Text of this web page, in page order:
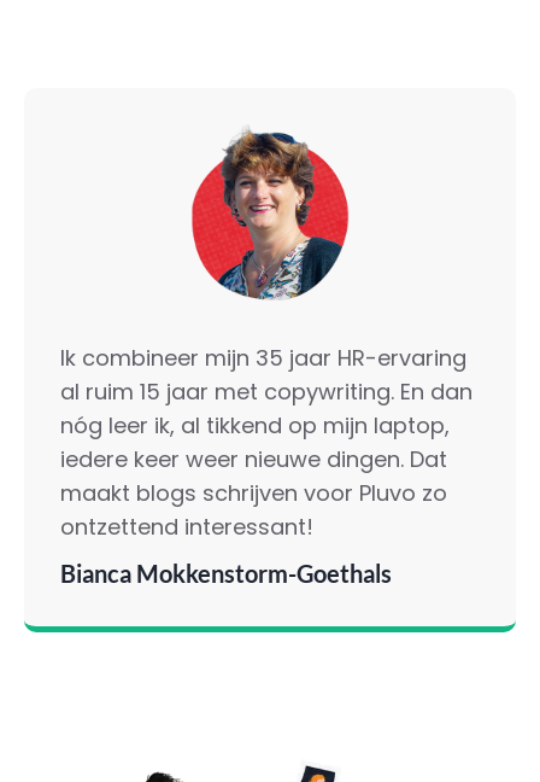
Ik combineer mijn 35 jaar HR-ervaring
al ruim 15 jaar met copywriting. En dan
nóg leer ik, al tikkend op mijn laptop,
iedere keer weer nieuwe dingen. Dat
maakt blogs schrijven voor Pluvo zo
ontzettend interessant!
Bianca Mokkenstorm-Goethals